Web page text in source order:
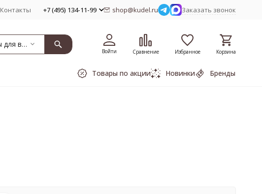
Контакты +7 (495) 134-11-99 shop@kudel.ru Заказать звонок
Наборы для вязания
Войти Сравнение Избранное Корзина
Товары по акции Новинки Бренды